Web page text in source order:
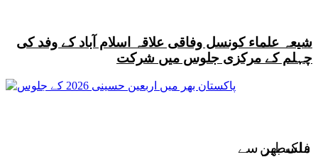
ملک بھر سے
فلسطین
شیعہ علماء کونسل وفاقی علاقہ اسلام آباد کے وفد کی
چہلم کے مرکزی جلوس میں شرکت